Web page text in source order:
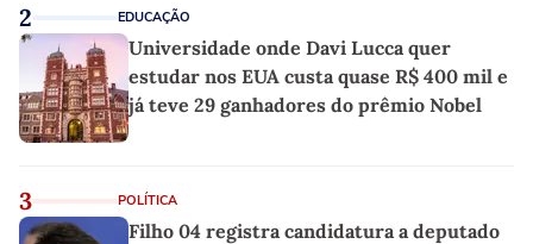
2 EDUCAÇÃO
Universidade onde Davi Lucca quer
estudar nos EUA custa quase R$ 400 mil e
já teve 29 ganhadores do prêmio Nobel
3 POLÍTICA
Filho 04 registra candidatura a deputado